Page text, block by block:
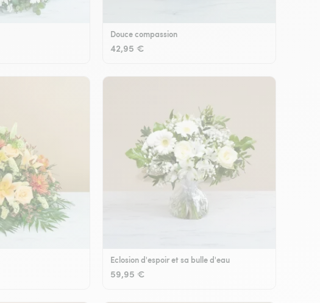
Douce compassion
42,95 €
Eclosion d'espoir et sa bulle d'eau
59,95 €